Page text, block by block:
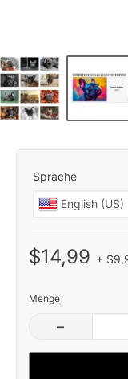
Sprache
$14,99 +
Menge
–